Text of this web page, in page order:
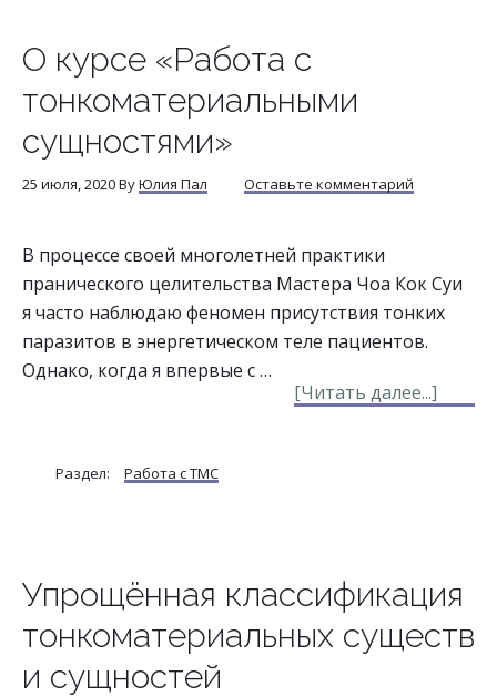
О курсе «Работа с
тонкоматериальными
сущностями»
25 июля, 2020ByЮлия Пал Оставьте комментарий
В процессе своей многолетней практики
пранического целительства Мастера Чоа Кок Суи
я часто наблюдаю феномен присутствия тонких
паразитов в энергетическом теле пациентов.
Однако, когда я впервые с …
[Читать далее...]
Раздел: Работа с ТМС
Упрощённая классификация
тонкоматериальных существ
и сущностей